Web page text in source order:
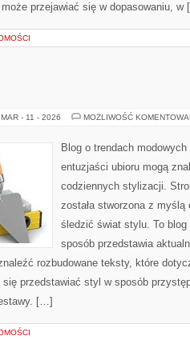
przejawiać się w dopasowaniu,
MAR - 11 - 2026 MOŻLIWOŚĆ
Blog o trendach
entuzjaści ubioru mogą
codziennych stylizacji.
została stworzona z
śledzić świat stylu. To
sposób przedstawia
rozbudowane teksty, które
przedstawiać styl w sposób
[…]